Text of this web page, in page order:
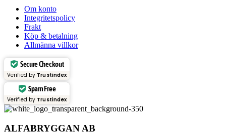
Om konto
Integritetspolicy
Frakt
Köp & betalning
Allmänna villkor
Secure Checkout
Verified by Trustindex
Spam Free
Verified by Trustindex
ALFABRYGGAN AB